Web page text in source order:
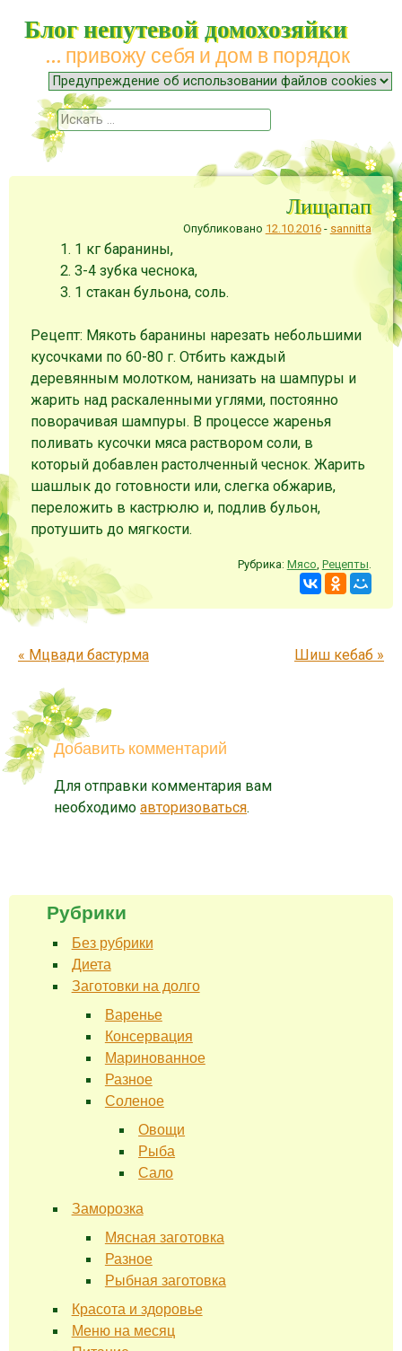
Блог непутевой домохозяйки
… привожу себя и дом в порядок
Меню
Наверх
Поиск
Лищапап
Опубликовано 12.10.2016- sannitta
1 кг баранины,
3-4 зубка чеснока,
1 стакан бульона, соль.
Рецепт: Мякоть баранины нарезать небольшими
кусочками по 60-80 г. Отбить каждый
деревянным молотком, нанизать на шампуры и
жарить над раскаленными углями, постоянно
поворачивая шампуры. В процессе жаренья
поливать кусочки мяса раствором соли, в
который добавлен растолченный чеснок. Жарить
шашлык до готовности или, слегка обжарив,
переложить в кастрюлю и, подлив бульон,
протушить до мягкости.
Рубрика: Мясо Рецепты
Запись навигация
« Мцвади бастурма Шиш кебаб »
Добавить комментарий
Для отправки комментария вам
необходимо авторизоваться.
Рубрики
Без рубрики
Диета
Заготовки на долго
Варенье
Консервация
Маринованное
Разное
Соленое
Овощи
Рыба
Сало
Заморозка
Мясная заготовка
Разное
Рыбная заготовка
Красота и здоровье
Меню на месяц